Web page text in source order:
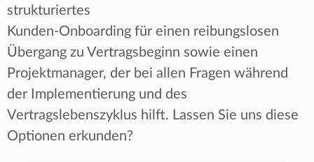
strukturiertes
Kunden-Onboarding für einen reibungslosen
Übergang zu Vertragsbeginn sowie einen
Projektmanager, der bei allen Fragen während
der Implementierung und des
Vertragslebenszyklus hilft. Lassen Sie uns diese
Optionen erkunden?